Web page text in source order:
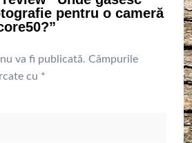
pentru o cameră
va fi publicată. Câmpurile
cu *